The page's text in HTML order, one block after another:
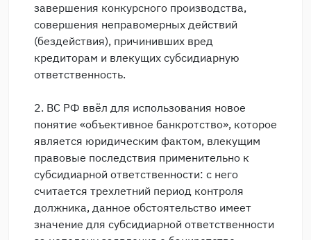
завершения конкурсного производства,
совершения неправомерных действий
(бездействия), причинивших вред
кредиторам и влекущих субсидиарную
ответственность.
2. ВС РФ ввёл для использования новое
понятие «объективное банкротство», которое
является юридическим фактом, влекущим
правовые последствия применительно к
субсидиарной ответственности: с него
считается трехлетний период контроля
должника, данное обстоятельство имеет
значение для субсидиарной ответственности